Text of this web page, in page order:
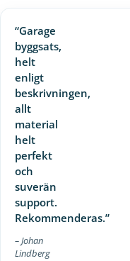
“Garage
byggsats,
helt
enligt
beskrivningen,
allt
material
helt
perfekt
och
suverän
support.
Rekommenderas.”
– Johan
Lindberg